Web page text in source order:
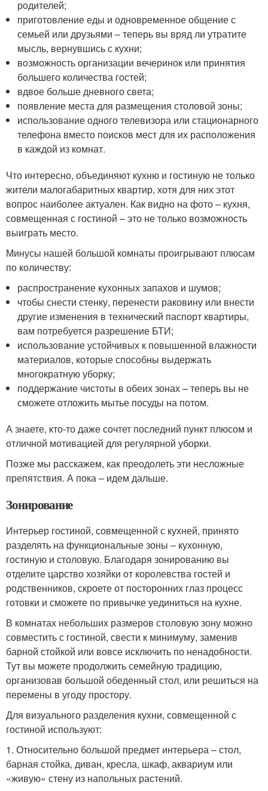
родителей;
приготовление еды и одновременное общение с
семьей или друзьями – теперь вы вряд ли утратите
мысль, вернувшись с кухни;
возможность организации вечеринок или принятия
большего количества гостей;
вдвое больше дневного света;
появление места для размещения столовой зоны;
использование одного телевизора или стационарного
телефона вместо поисков мест для их расположения
в каждой из комнат.
Что интересно, объединяют кухню и гостиную не только
жители малогабаритных квартир, хотя для них этот
вопрос наиболее актуален. Как видно на фото – кухня,
совмещенная с гостиной – это не только возможность
выиграть место.
Минусы нашей большой комнаты проигрывают плюсам
по количеству:
распространение кухонных запахов и шумов;
чтобы снести стенку, перенести раковину или внести
другие изменения в технический паспорт квартиры,
вам потребуется разрешение БТИ;
использование устойчивых к повышенной влажности
материалов, которые способны выдержать
многократную уборку;
поддержание чистоты в обеих зонах – теперь вы не
сможете отложить мытье посуды на потом.
А знаете, кто-то даже сочтет последний пункт плюсом и
отличной мотивацией для регулярной уборки.
Позже мы расскажем, как преодолеть эти несложные
препятствия. А пока – идем дальше.
Зонирование
Интерьер гостиной, совмещенной с кухней, принято
разделять на функциональные зоны – кухонную,
гостиную и столовую. Благодаря зонированию вы
отделите царство хозяйки от королевства гостей и
родственников, скроете от посторонних глаз процесс
готовки и сможете по привычке уединиться на кухне.
В комнатах небольших размеров столовую зону можно
совместить с гостиной, свести к минимуму, заменив
барной стойкой или вовсе исключить по ненадобности.
Тут вы можете продолжить семейную традицию,
организовав большой обеденный стол, или решиться на
перемены в угоду простору.
Для визуального разделения кухни, совмещенной с
гостиной используют:
1. Относительно большой предмет интерьера – стол,
барная стойка, диван, кресла, шкаф, аквариум или
«живую» стену из напольных растений.